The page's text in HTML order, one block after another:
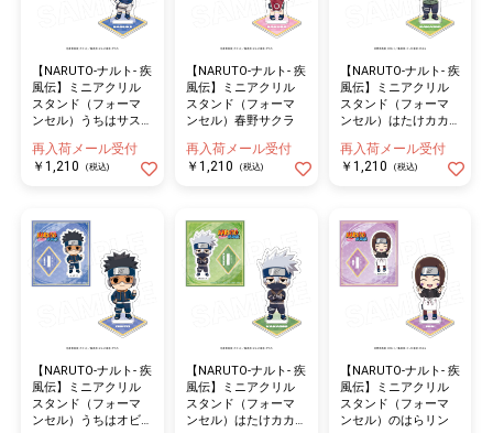
【NARUTO-ナルト- 疾
風伝】ミニアクリル
スタンド（フォーマ
ンセル）うちはサス
再入荷メール受付
￥1,210
(税込)
【NARUTO-ナルト- 疾
風伝】ミニアクリル
スタンド（フォーマ
ンセル）春野サクラ
再入荷メール受付
￥1,210
(税込)
【NARUTO-ナルト- 疾
風伝】ミニアクリル
スタンド（フォーマ
ンセル）はたけカカ
再入荷メール受付
￥1,210
(税込)
【NARUTO-ナルト- 疾
風伝】ミニアクリル
スタンド（フォーマ
ンセル）うちはオビ
【NARUTO-ナルト- 疾
風伝】ミニアクリル
スタンド（フォーマ
ンセル）はたけカカ
【NARUTO-ナルト- 疾
風伝】ミニアクリル
スタンド（フォーマ
ンセル）のはらリン